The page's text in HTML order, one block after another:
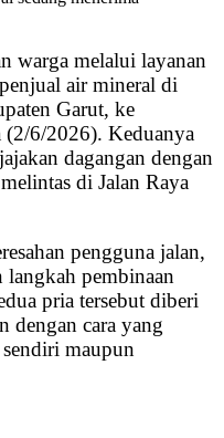
warga melalui layanan
air mineral di
Garut, ke
(2/6/2026). Keduanya
dagangan dengan
di Jalan Raya
pengguna jalan,
pembinaan
pria tersebut diberi
dengan cara yang
maupun